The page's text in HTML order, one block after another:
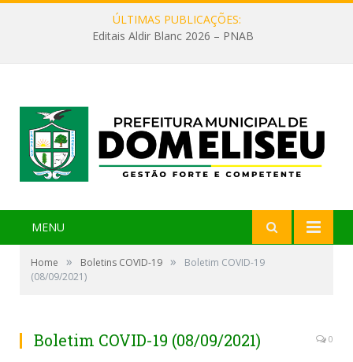
ÚLTIMAS PUBLICAÇÕES:
Editais Aldir Blanc 2026 – PNAB
MENU
Home » Boletins COVID-19 »
Boletim COVID-19
(08/09/2021)
Boletim COVID-19 (08/09/2021) 0